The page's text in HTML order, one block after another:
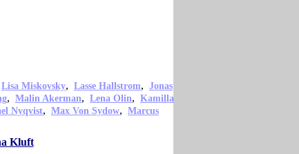
Lisa Miskovsky, Lasse Hallstrom, Jonas
, Malin Akerman, Lena Olin, Kamilla
Nyqvist, Max Von Sydow, Marcus
Kluft